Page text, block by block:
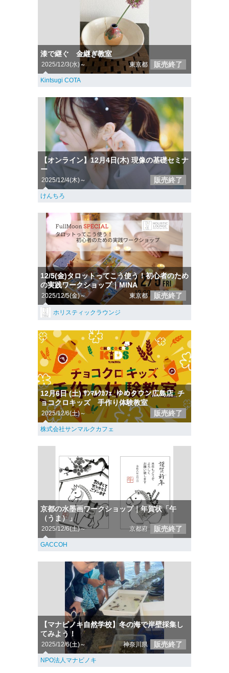
漆で継ぐ 金継ぎ教室
2025/12/3(水)～ 東京都 販売終了
Kintsugi COTA
【オンライン】12月4日(木) 現像の基礎セミナ
ー
2025/12/4(木)～ 販売終了
けんちろ
12/5(金)タロットってこう使う！初心者のため
の実践ワークショップ｜MINA
2025/12/5(金)～ 東京都 販売終了
ホリスティックラウンジ
12月6日 (土) ｻﾝﾏﾙｸｶﾌｪ_ゆめタウン広島店_チ
ョコクロキッズ 手作り体験教室
2025/12/6(土)～ 販売終了
株式会社サンマルクカフェ
京都の水墨画ワークショップ｜年賀状「午
（うま）」
2025/12/6(土)～ 京都府 販売終了
GACCOH
【マナビノキ自然学校】冬の海で岸壁採集し
てみよう！
2025/12/6(土)～ 神奈川県 販売終了
NPO法人マナビノキ